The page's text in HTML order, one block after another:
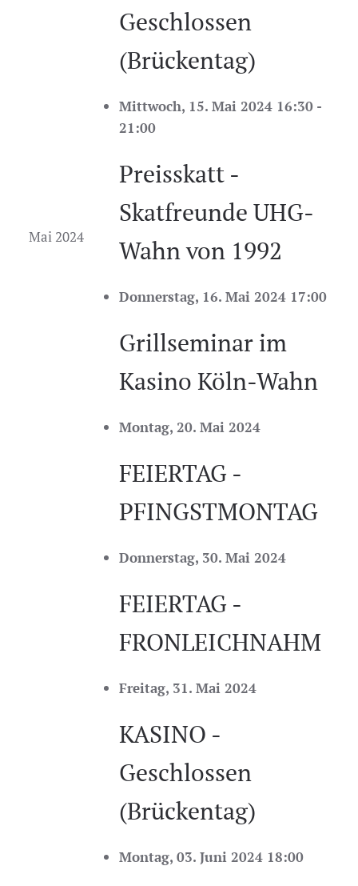
Mai 2024
Geschlossen
(Brückentag)
Mittwoch, 15. Mai 2024 16:30 -
21:00
Preisskatt -
Skatfreunde UHG-
Wahn von 1992
Donnerstag, 16. Mai 2024 17:00
Grillseminar im
Kasino Köln-Wahn
Montag, 20. Mai 2024
FEIERTAG -
PFINGSTMONTAG
Donnerstag, 30. Mai 2024
FEIERTAG -
FRONLEICHNAHM
Freitag, 31. Mai 2024
KASINO -
Geschlossen
(Brückentag)
Montag, 03. Juni 2024 18:00